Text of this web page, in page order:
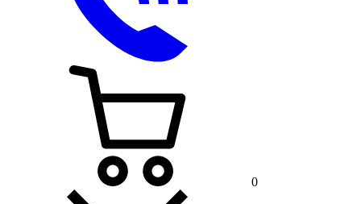
0